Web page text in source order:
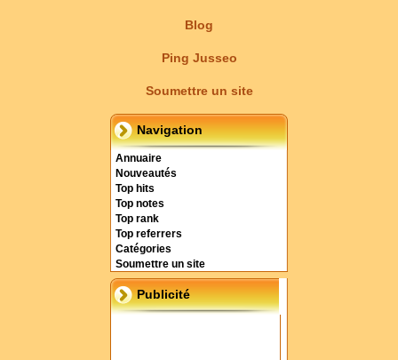
Blog
Ping Jusseo
Soumettre un site
Navigation
Annuaire
Nouveautés
Top hits
Top notes
Top rank
Top referrers
Catégories
Soumettre un site
Publicité